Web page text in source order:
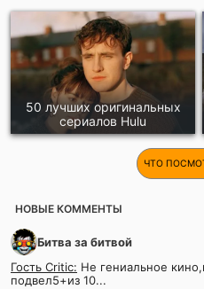
50 лучших оригинальных
сериалов Hulu
ЧТО
НОВЫЕ КОММЕНТЫ
Битва за битвой
Гость Critic: Не гениальное
подвел5+из 10...